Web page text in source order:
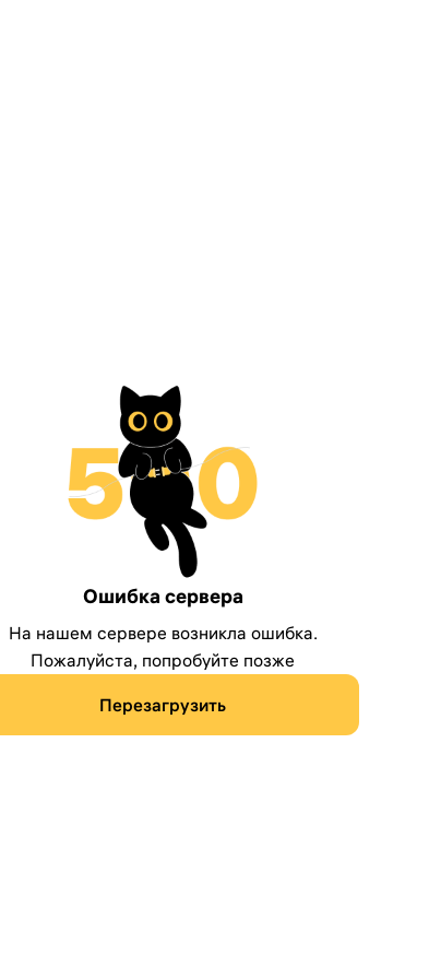
Ошибка сервера
На нашем сервере возникла ошибка.
Пожалуйста, попробуйте позже
Перезагрузить